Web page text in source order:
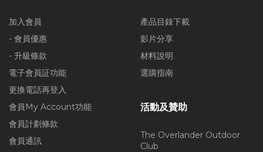
加入會員
- 會員優惠
- 升級條款
電子會員証功能
更換電話再登入
會員My Account功能
會員計劃條款
會員通訊
產品目錄下載
影片分享
材料說明
選購指南
活動及贊助
The Overlander Outdoor
Club